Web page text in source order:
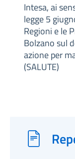
Intesa, ai
legge 5
Regioni e le
Bolzano sul
azione per
(SALUTE)